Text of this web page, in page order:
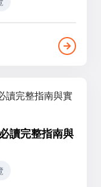
讀完整指南與